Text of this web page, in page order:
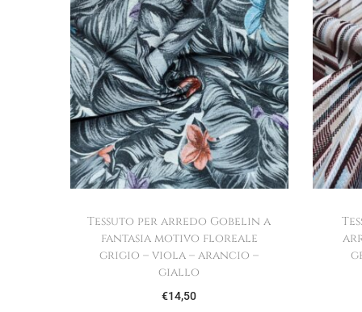
Tessuto per arredo Gobelin a
fantasia motivo floreale
grigio – viola – arancio –
giallo
€14,50